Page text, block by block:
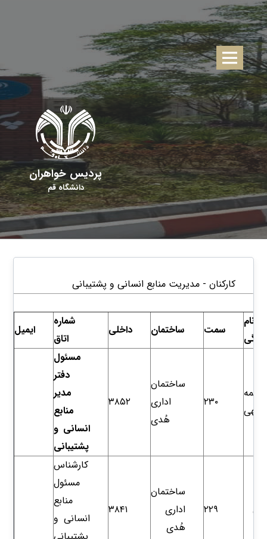
پردیس خواهران
دانشگاه قم
کارکنان - مدیریت منابع انسانی و پشتیبانی
​​​​​ایمیل
شماره
اتاق
داخلی ساختمان سمت
و نام
مسئول
دفتر
مدیر
منابع
انسانی و
۳۸۵۲
ساختمان
اداری
هُدی
۲۳۰
کارشناس
مسئول
منابع
انسانی و
۳۸۴۱
ساختمان
اداری
هُدی
۲۲۹